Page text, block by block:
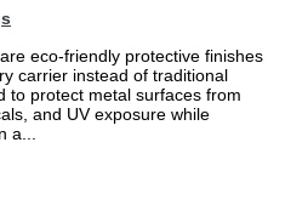
eco-friendly protective finishes
carrier instead of traditional
to protect metal surfaces from
and UV exposure while
a...